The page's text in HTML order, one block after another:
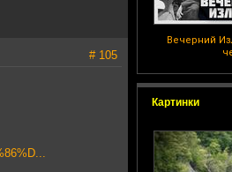
Вечерний
Картинки
# 105